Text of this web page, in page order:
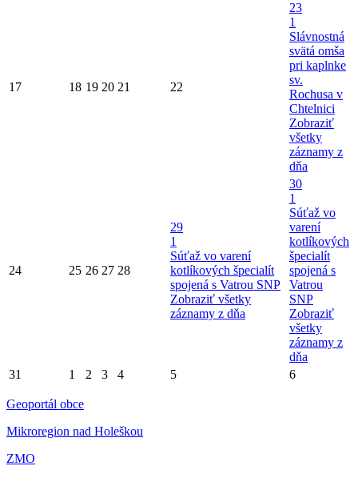
17 18 19 20 21 22
23
1
Slávnostná
svätá omša
pri kaplnke
sv.
Rochusa v
Chtelnici
Zobraziť
všetky
záznamy z
dňa
24 25 26 27 28
29
1
Súťaž vo varení
kotlíkových špecialít
spojená s Vatrou SNP
Zobraziť všetky
záznamy z dňa
30
1
Súťaž vo
varení
kotlíkových
špecialít
spojená s
Vatrou
SNP
Zobraziť
všetky
záznamy z
dňa
31
1 2 3 4 5 6
Geoportál obce
Mikroregion nad Holeškou
ZMO